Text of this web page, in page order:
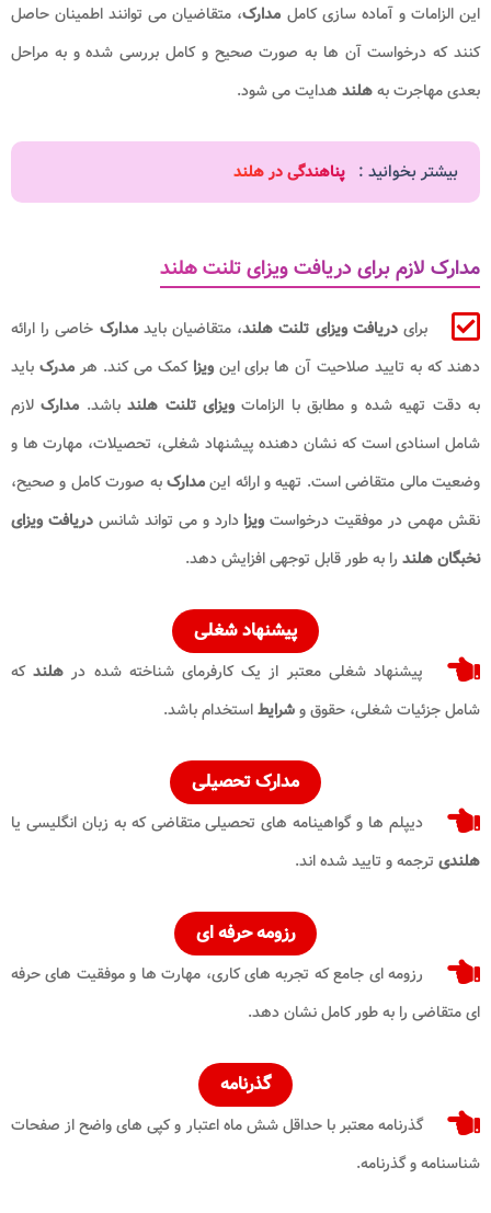
این الزامات و آماده‌ سازی کامل مدارک، متقاضیان می‌ توانند اطمینان حاصل
کنند که درخواست آن‌ ها به صورت صحیح و کامل بررسی شده و به مراحل
بعدی مهاجرت بههلند هدایت می‌ شود.
بیشتر بخوانید : پناهندگی در هلند
مدارک لازم برای دریافت ویزای تلنت هلند
برایدریافت ویزای تلنت هلند، متقاضیان بایدمدارک خاصی را ارائه
دهند که به تایید صلاحیت آن‌ ها برای اینویزاکمک می‌ کند. هرمدرک باید
به دقت تهیه شده و مطابق با الزاماتویزای تلنت هلندباشد. مدارک لازم
شامل اسنادی است که نشان‌ دهنده پیشنهاد شغلی، تحصیلات، مهارت‌ ها و
وضعیت مالی متقاضی است. تهیه و ارائه اینمدارکبه صورت کامل و صحیح،
نقش مهمی در موفقیت درخواست ویزادارد و می‌ تواند شانسدریافت ویزای
نخبگان هلند را به طور قابل توجهی افزایش دهد.
پیشنهاد شغلی
پیشنهاد شغلی معتبر از یک کارفرمای شناخته شده در هلندکه
شامل جزئیات شغلی، حقوق وشرایطاستخدام باشد.
مدارک تحصیلی
دیپلم‌ ها و گواهینامه‌ های تحصیلی متقاضی که به زبان انگلیسی یا
هلندی ترجمه و تایید شده‌ اند.
رزومه حرفه ای
رزومه ای جامع که تجربه‌ های کاری، مهارت‌ ها و موفقیت‌ های حرفه
ای متقاضی را به طور کامل نشان دهد.
گذرنامه
گذرنامه معتبر با حداقل شش ماه اعتبار و کپی‌ های واضح از صفحات
شناسنامه و گذرنامه.